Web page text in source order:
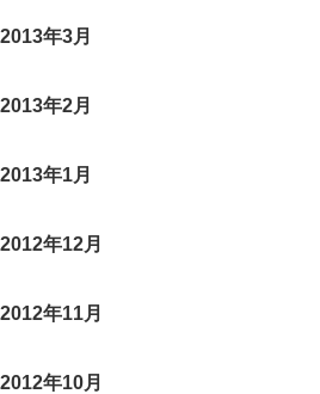
2013年3月
2013年2月
2013年1月
2012年12月
2012年11月
2012年10月